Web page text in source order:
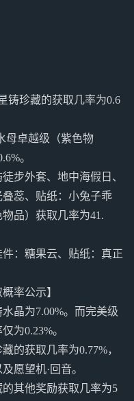
铸珍藏的获取几率为0.6
母卓越级（紫色物
。
步外套、地中海假日、
蕊、贴纸：小兔子乖
品）获取几率为41.
：糖果云、贴纸：真正
率公示】
晶为7.00%。而完美级
为0.23%。
的获取几率为0.77%，
愿望机·回音。
其他奖励获取几率为5